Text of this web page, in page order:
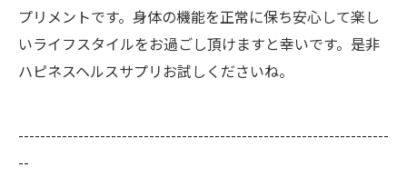
プリメントです。身体の機能を正常に保ち安心して楽し
いライフスタイルをお過ごし頂けますと幸いです。是非
ハピネスヘルスサプリお試しくださいね。
--------------------------------------------------------------------
--